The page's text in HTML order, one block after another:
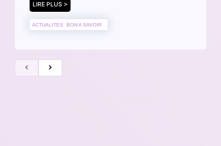
LIRE PLUS >
ACTUALITES BON A SAVOIR